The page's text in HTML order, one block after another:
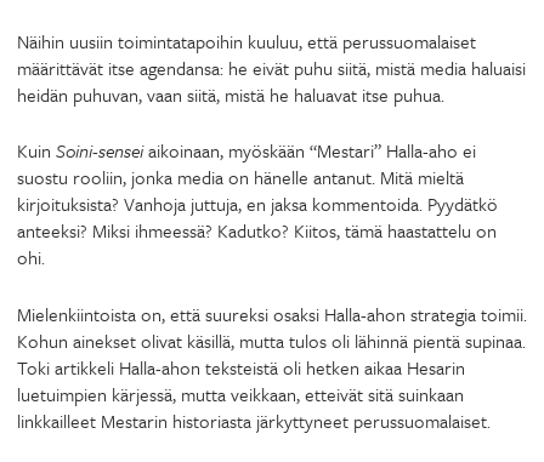
Näihin uusiin toimintatapoihin kuuluu, että perussuomalaiset
määrittävät itse agendansa: he eivät puhu siitä, mistä media haluaisi
heidän puhuvan, vaan siitä, mistä he haluavat itse puhua.
Kuin Soini-senseiaikoinaan, myöskään “Mestari” Halla-aho ei
suostu rooliin, jonka media on hänelle antanut. Mitä mieltä
kirjoituksista? Vanhoja juttuja, en jaksa kommentoida. Pyydätkö
anteeksi? Miksi ihmeessä? Kadutko? Kiitos, tämä haastattelu on
ohi.
Mielenkiintoista on, että suureksi osaksi Halla-ahon strategia toimii.
Kohun ainekset olivat käsillä, mutta tulos oli lähinnä pientä supinaa.
Toki artikkeli Halla-ahon teksteistä oli hetken aikaa Hesarin
luetuimpien kärjessä, mutta veikkaan, etteivät sitä suinkaan
linkkailleet Mestarin historiasta järkyttyneet perussuomalaiset.